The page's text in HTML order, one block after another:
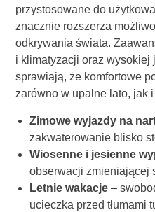
przystosowane do
znacznie rozszerza
odkrywania świata.
i klimatyzacji oraz wysokiej
sprawiają, że komfortowe
zarówno w upalne lato, jak
Zimowe wyjazdy na
zakwaterowanie blisko
Wiosenne i jesienne
obserwacji zmieniającej
Letnie wakacje–
ucieczka przed tłumami